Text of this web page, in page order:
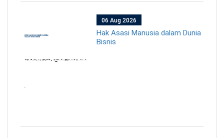
06 Aug 2026
Hak Asasi Manusia dalam Dunia
Bisnis